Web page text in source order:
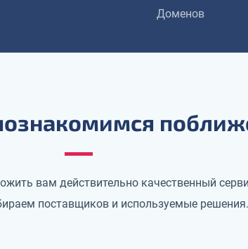
Доменов
вам действительно качественный
поставщиков и используемые решения.